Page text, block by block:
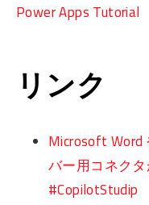
Power Apps Tutorial
リンク
Microsoft Word
バー用コネク
#CopilotStudip